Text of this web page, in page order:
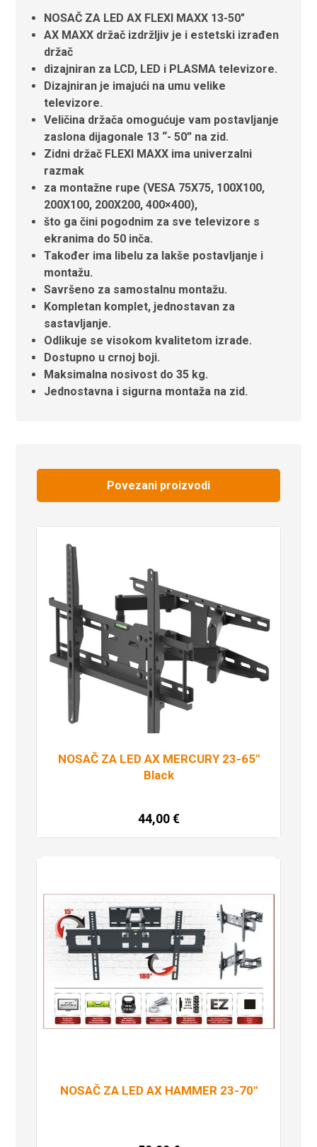
NOSAČ ZA LED AX FLEXI MAXX 13-50″
AX MAXX držač izdržljiv je i estetski izrađen
držač
dizajniran za LCD, LED i PLASMA televizore.
Dizajniran je imajući na umu velike
televizore.
Veličina držača omogućuje vam postavljanje
zaslona dijagonale 13 “- 50” na zid.
Zidni držač FLEXI MAXX ima univerzalni
razmak
za montažne rupe (VESA 75X75, 100X100,
200X100, 200X200, 400×400),
što ga čini pogodnim za sve televizore s
ekranima do 50 inča.
Također ima libelu za lakše postavljanje i
montažu.
Savršeno za samostalnu montažu.
Kompletan komplet, jednostavan za
sastavljanje.
Odlikuje se visokom kvalitetom izrade.
Dostupno u crnoj boji.
Maksimalna nosivost do 35 kg.
Jednostavna i sigurna montaža na zid.
Povezani proizvodi
NOSAČ ZA LED AX MERCURY 23-65″
Black
44,00€
Pročitaj više
NOSAČ ZA LED AX HAMMER 23-70″